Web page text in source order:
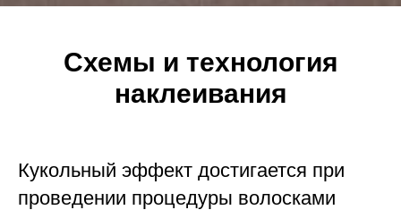
Схемы и технология
наклеивания
Кукольный эффект достигается при
проведении процедуры волосками